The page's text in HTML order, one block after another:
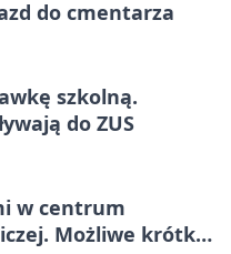
do cmentarza
szkolną.
do ZUS
w centrum
Możliwe krótkie